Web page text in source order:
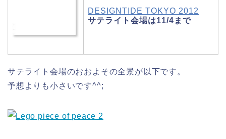
DESIGNTIDE TOKYO 2012
サテライト会場は11/4まで
サテライト会場のおおよその全景が以下です。
予想よりも小さいです^^;